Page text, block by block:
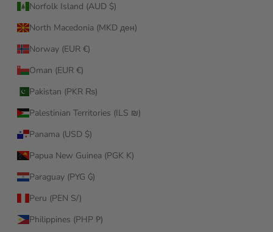
Norfolk Island (AUD $)
North Macedonia (MKD ден)
Norway (EUR €)
Oman (EUR €)
Pakistan (PKR ₨)
Palestinian Territories (ILS ₪)
Panama (USD $)
Papua New Guinea (PGK K)
Paraguay (PYG ₲)
Peru (PEN S/)
Philippines (PHP ₱)